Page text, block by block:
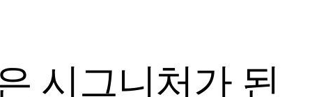
시그니처가 된